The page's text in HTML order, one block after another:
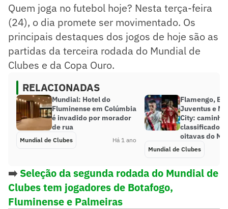
Quem joga no futebol hoje? Nesta terça-feira
(24), o dia promete ser movimentado. Os
principais destaques dos jogos de hoje são as
partidas da terceira rodada do Mundial de
Clubes e da Copa Ouro.
RELACIONADAS
Mundial: Hotel do
Fluminense em Colúmbia
é invadido por morador
de rua
Mundial de Clubes Há 1 ano
Flamengo,
Juventus e
City:
classificados
oitavas do
Mundial de Clubes
➡️ Seleção da segunda rodada do Mundial de
Clubes tem jogadores de Botafogo,
Fluminense e Palmeiras